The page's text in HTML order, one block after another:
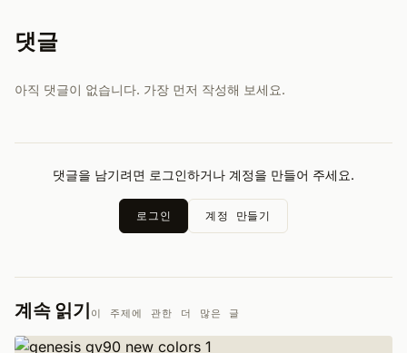
댓글
아직 댓글이 없습니다. 가장 먼저 작성해 보세요.
댓글을 남기려면 로그인하거나 계정을 만들어 주세요.
로그인 계정 만들기
계속 읽기 이 주제에 관한 더 많은 글